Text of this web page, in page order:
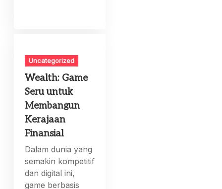
Uncategorized
Wealth: Game
Seru untuk
Membangun
Kerajaan
Finansial
Dalam dunia yang
semakin kompetitif
dan digital ini,
game berbasis